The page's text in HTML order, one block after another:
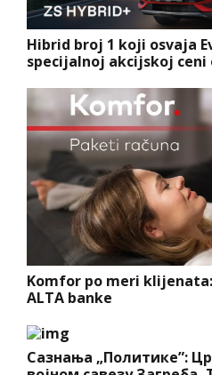
Hibrid broj 1 koji osvaja
specijalnoj akcijskoj ceni
Komfor po meri
ALTA banke
Сазнања „Политике”: